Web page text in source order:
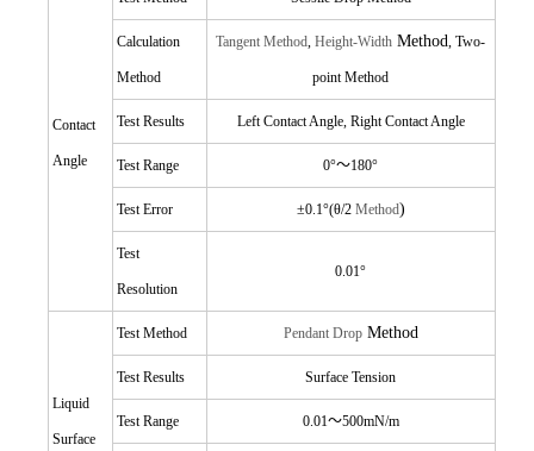
Contact
Angle
Calculation
Method
Tangent Method,Height-Width Method,Two-
point Method
Test Results Left Contact Angle, Right Contact Angle
TestRange 0°～180°
Test Error ±0.1°(θ/2 Method)
Test
Resolution
0.01°
Liquid
Surface
Test Method Pendant DropMethod
Test Results Surface Tension
TestRange 0.01～500mN/m